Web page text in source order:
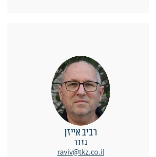
raviv@tkz.co.il
גזבר
רביב אייזן